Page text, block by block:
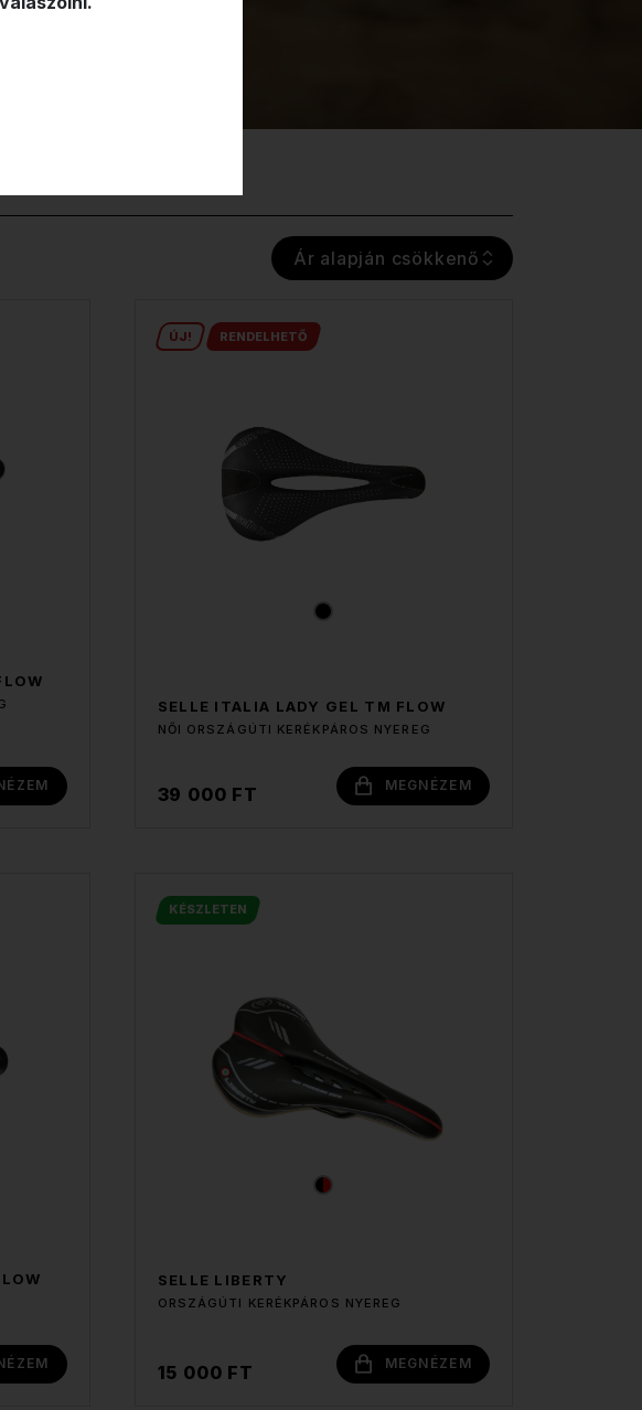
Ár alapján csökkenő
ÚJ! RENDELHETŐ
SELLE ITALIA LADY GEL TM FLOW
NŐI ORSZÁGÚTI KERÉKPÁROS NYEREG
39 000 FT MEGNÉZEM
KÉSZLETEN
SELLE LIBERTY
ORSZÁGÚTI KERÉKPÁROS NYEREG
15 000 FT MEGNÉZEM